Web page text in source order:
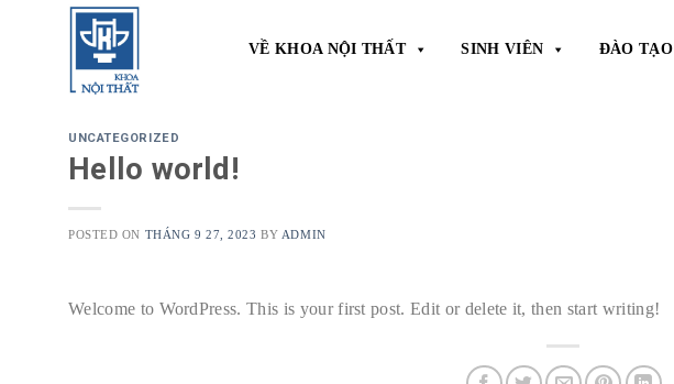
VỀ KHOA NỘI THẤT SINH VIÊN ĐÀO TẠO
UNCATEGORIZED
Hello world!
POSTED ON THÁNG 9 27, 2023 BY ADMIN
Welcome to WordPress. This is your first post. Edit or delete it, then start writing!